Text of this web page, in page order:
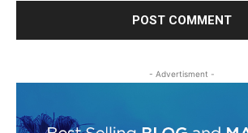
- Advertisment -